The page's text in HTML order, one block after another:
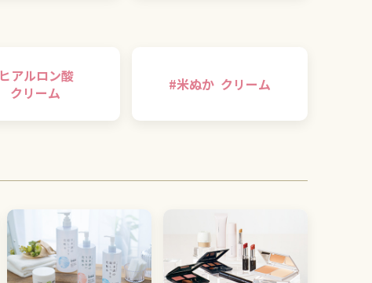
ヒアルロン酸
クリーム
#米ぬか クリーム